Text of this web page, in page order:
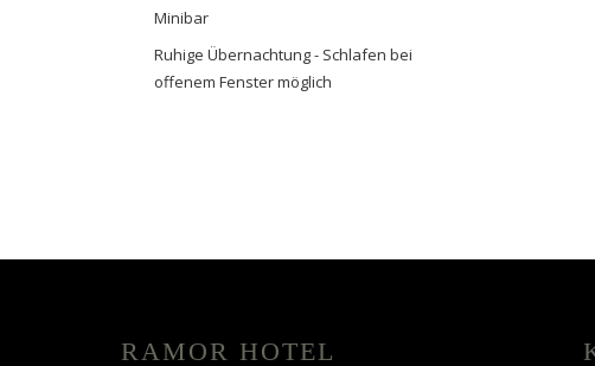
Minibar
Ruhige Übernachtung - Schlafen bei
offenem Fenster möglich
RAMOR HOTEL